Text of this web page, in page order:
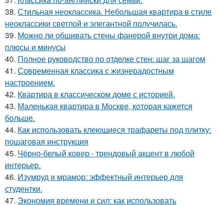
38. Стильная неоклассика. Небольшая квартира в стиле
неоклассики светлой и элегантной получилась.
39. Можно ли обшивать стены фанерой внутри дома:
плюсы и минусы
40. Полное руководство по отделке стен: шаг за шагом
41. Современная классика с жизнерадостным
настроением.
42. Квартира в классическом доме с историей.
43. Маленькая квартира в Москве, которая кажется
больше.
44. Как использовать клеющиеся трафареты под плитку:
пошаговая инструкция
45. Чёрно-белый ковер - трендовый акцент в любой
интерьер.
46. Изумруд и мрамор: эффектный интерьер для
студентки.
47. Экономия времени и сил: как использовать